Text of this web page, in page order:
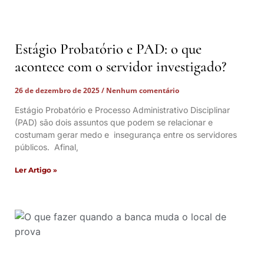
Estágio Probatório e PAD: o que
acontece com o servidor investigado?
26 de dezembro de 2025
Nenhum comentário
Estágio Probatório e Processo Administrativo Disciplinar
(PAD) são dois assuntos que podem se relacionar e
costumam gerar medo e insegurança entre os servidores
públicos. Afinal,
Ler Artigo »